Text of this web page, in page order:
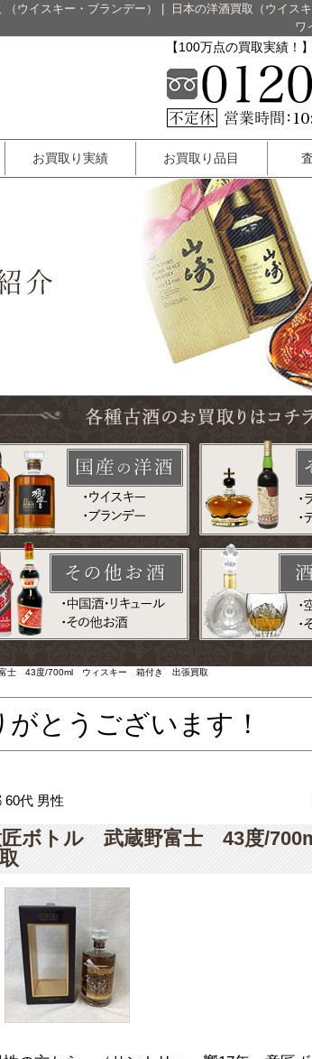
ウイスキー・ブランデー） 日本の洋酒買取（ウイス
ワ
【100万点の買取実績！
お買取り実績 お買取り品目
士 43度/700ml ウィスキー 箱付き 出張買取
とうございます！
60代 男性
ボトル 武蔵野富士 43度/